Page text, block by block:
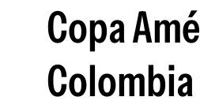
Copa